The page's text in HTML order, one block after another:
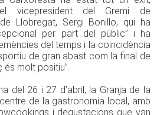
vicepresident del Gremi de
Llobregat, Sergi Bonillo, qui ha
per part del públic” i ha
del temps i la coincidència
de gran abast com la final de
és molt positiu”.
del 26 i 27 d’abril, la Granja de la
de la gastronomia local, amb
i degustacions que van